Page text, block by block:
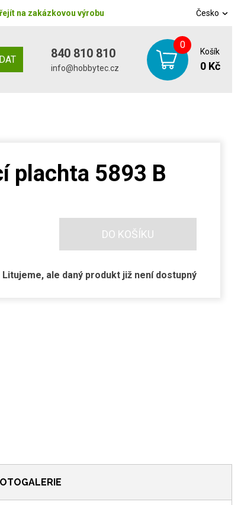
na zakázkovou výrobu Česko
840 810 810
info@hobbytec.cz
0
Košík
0 Kč
plachta 5893 B
DO KOŠÍKU
Litujeme, ale daný produkt již není dostupný